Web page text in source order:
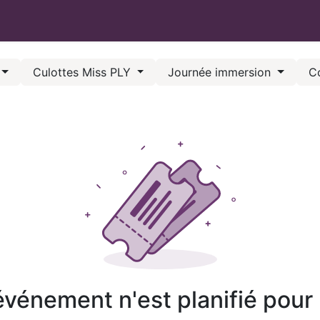
Culottes Miss PLY Journée immersion
n'est planifié